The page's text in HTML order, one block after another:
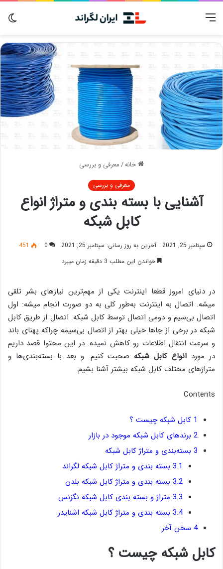
منو
خانه/معرفی و بررسی
معرفی و بررسی
آشنایی با بسته بندی و متراژ انواع
کابل شبکه
سپتامبر 25, 2021 آخرین به روز رسانی: سپتامبر 25, 2021 0
451
خواندن این مطلب 3 دقیقه زمان میبرد
در دنیای امروز قطعا اینترنت یکی از مهم‌ترین نیازهای بشر تلقی
میشه. اتصال به اینترنت به‌طور کلی به دو صورت انجام میشه: اول
اتصال بی‌سیم و دومی اتصال توسط کابل شبکه. اتصال از طریق کابل
شبکه در برخی از جاها خیلی بهتر از اتصال بی‌سیمه چراکه پهنای باند
و سرعت انتقال اطلاعات رو کاهش نمیده. در این محتوا قصد داریم
در مورد انواع کابل شبکه صحبت کنیم. و بعد با بسته‌بندی‌ها و
متراژهای مختلف کابل شبکه بیشتر آشنا بشیم.
Contents
1 کابل شبکه چیست ؟
2 برندهای کابل شبکه موجود در بازار
3 بسته‌بندی و متراژ کابل شبکه
3.1 بسته بندی و متراژ کابل شبکه لگراند
3.2 بسته بندی و متراژ کابل شبکه بلدن
3.3 متراژ و بسته بندی کابل شبکه نگزنس
3.4 بسته بندی و متراژ کابل شبکه اشنایدر
4 سخن آخر
کابل شبکه چیست ؟